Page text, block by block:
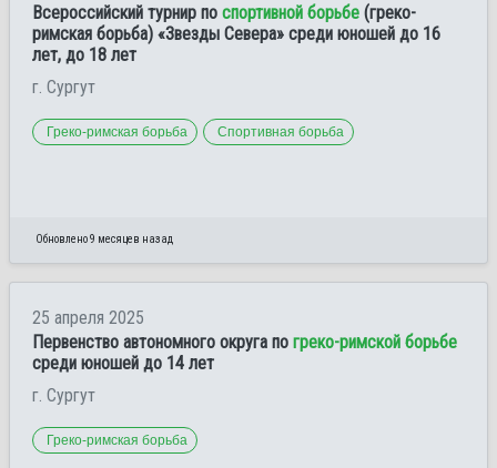
Всероссийский турнир по спортивной борьбе (греко-
римская борьба) «Звезды Севера» среди юношей до 16
лет, до 18 лет
г. Сургут
Греко-римская борьба Спортивная борьба
Обновлено 9 месяцев назад
25 апреля 2025
Первенство автономного округа по греко-римской борьбе
среди юношей до 14 лет
г. Сургут
Греко-римская борьба